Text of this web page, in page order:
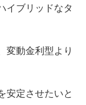
イブリッドなタ
変動金利型より
安定させたいと